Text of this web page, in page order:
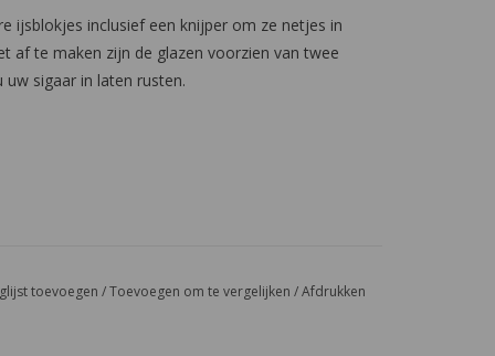
ijsblokjes inclusief een knijper om ze netjes in
af te maken zijn de glazen voorzien van twee
sigaar in laten rusten.
toevoegen /Toevoegen om te vergelijken /Afdrukken